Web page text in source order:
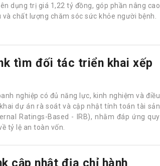
dụng trị giá 1,22 tỷ đồng, góp phần nâng cao
chất lượng chăm sóc sức khỏe người bệnh.
tìm đối tác triển khai xếp
Nam Á (Nam A Bank) vừa thông báo mời các
năng lực, kinh nghiệm và điều kiện tham gia
đối với gói dịch vụ tư vấn triển khai dự án rà
tính toán tài sản có rủi ro tín dụng (RWA) theo